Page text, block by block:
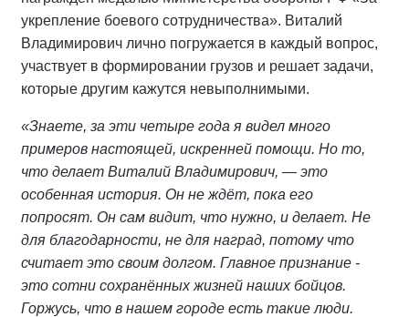
укрепление боевого сотрудничества». Виталий
Владимирович лично погружается в каждый вопрос,
участвует в формировании грузов и решает задачи,
которые другим кажутся невыполнимыми.
«Знаете, за эти четыре года я видел много
примеров настоящей, искренней помощи. Но то,
что делает Виталий Владимирович, — это
особенная история. Он не ждёт, пока его
попросят. Он сам видит, что нужно, и делает. Не
для благодарности, не для наград, потому что
считает это своим долгом. Главное признание -
это сотни сохранённых жизней наших бойцов.
Горжусь, что в нашем городе есть такие люди.